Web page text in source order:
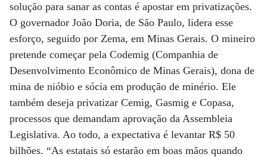
solução para sanar as contas é apostar em privatizações.
O governador João Doria, de São Paulo, lidera esse
esforço, seguido por Zema, em Minas Gerais. O mineiro
pretende começar pela Codemig (Companhia de
Desenvolvimento Econômico de Minas Gerais), dona de
mina de nióbio e sócia em produção de minério. Ele
também deseja privatizar Cemig, Gasmig e Copasa,
processos que demandam aprovação da Assembleia
Legislativa. Ao todo, a expectativa é levantar R$ 50
bilhões. “As estatais só estarão em boas mãos quando